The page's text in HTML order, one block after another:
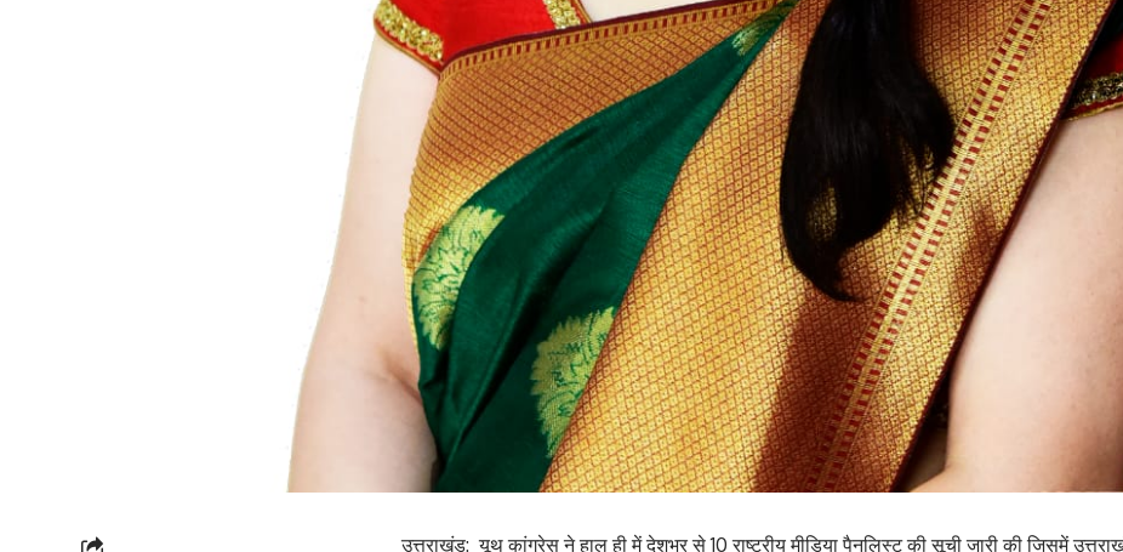
उत्तराखंड: यूथ कांग्रेस ने हाल ही में देशभर से 10 राष्ट्रीय मीडिया पैनलिस्ट की सूची जारी की जिसमें